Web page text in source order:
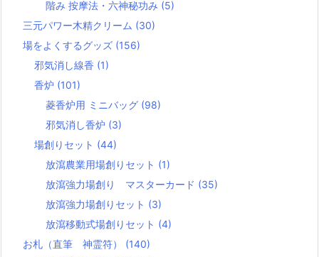
階み 按摩法・六神秘功み (5)
三元パワー木精クリーム (30)
場をよくするグッズ (156)
邪気消し線香 (1)
香炉 (101)
菱香炉用 ミニバッグ (98)
邪気消し香炉 (3)
場創りセット (44)
放瀉農業用場創りセット (1)
放瀉強力場創り マスターカード (35)
放瀉強力場創りセット (3)
放瀉移動式場創りセット (4)
お札（直筆 神霊符） (140)